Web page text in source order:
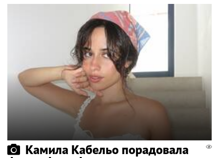
Камила Кабельо порадовала